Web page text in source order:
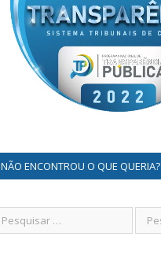
NÃO ENCONTROU O QUE QUERIA?